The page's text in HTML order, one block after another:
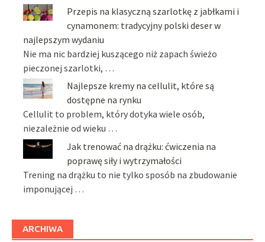
Przepis na klasyczną szarlotkę z jabłkami i
cynamonem: tradycyjny polski deser w
najlepszym wydaniu
Nie ma nic bardziej kuszącego niż zapach świeżo
pieczonej szarlotki, …
Najlepsze kremy na cellulit, które są
dostępne na rynku
Cellulit to problem, który dotyka wiele osób,
niezależnie od wieku …
Jak trenować na drążku: ćwiczenia na
poprawę siły i wytrzymałości
Trening na drążku to nie tylko sposób na zbudowanie
imponującej …
ARCHIWA